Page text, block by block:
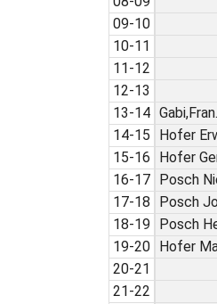
09-10
10-11
11-12
12-13
13-14
14-15
15-16
16-17
17-18
18-19
19-20
20-21
21-22
Hofer
Hofer
Posch
Posch
Posch
Hofer